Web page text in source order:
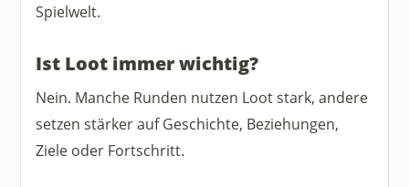
Spielwelt.
Ist Loot immer wichtig?
Nein. Manche Runden nutzen Loot stark, andere
setzen stärker auf Geschichte, Beziehungen,
Ziele oder Fortschritt.